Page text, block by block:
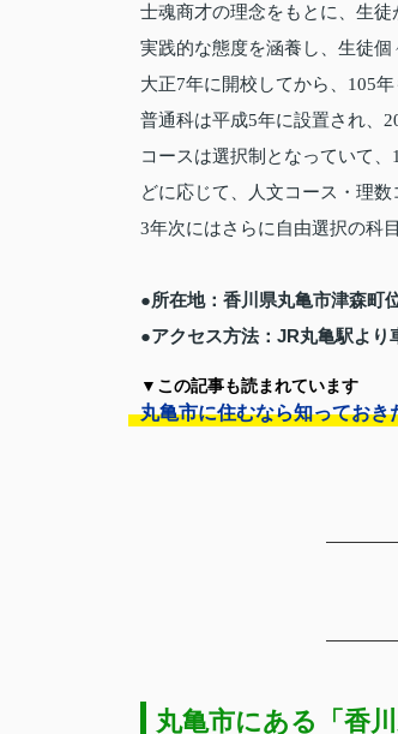
士魂商才の理念をもとに、生
実践的な態度を涵養し、生徒個
大正7年に開校してから、105
普通科は平成5年に設置され、
コースは選択制となっていて
どに応じて、人文コース・理数
3年次にはさらに自由選択の科
●所在地：香川県丸亀市津森町
●アクセス方法：JR丸亀駅より
▼この記事も読まれています
丸亀市に住むなら知ってお
丸亀市にある「香